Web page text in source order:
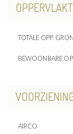
TOTALE OPP.
BEWOONBARE
AIRCO